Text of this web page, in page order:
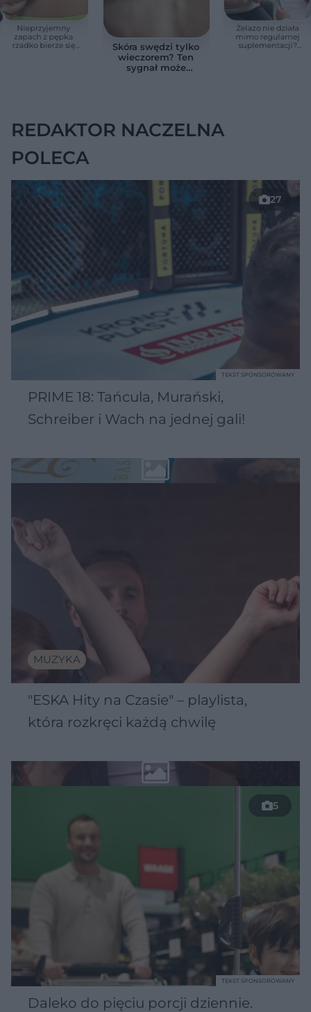
Nieprzyjemny
zapach z pępka
rzadko bierze się
Skóra swędzi tylko
wieczorem? Ten
sygnał może
Żelazo nie działa
mimo regularnej
suplementacji?
REDAKTOR NACZELNA
POLECA
27
PRIME 18: Tańcula, Murański,
Schreiber i Wach na jednej gali!
TEKST SPONSOROWANY
MUZYKA
"ESKA Hity na Czasie" – playlista,
która rozkręci każdą chwilę
5
Daleko do pięciu porcji dziennie.
TEKST SPONSOROWANY